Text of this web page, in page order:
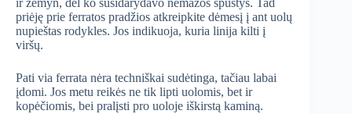
ir žemyn, dėl ko susidarydavo nemažos spūstys. Tad
priėję prie ferratos pradžios atkreipkite dėmesį į ant uolų
nupieštas rodykles. Jos indikuoja, kuria linija kilti į
viršų.
Pati via ferrata nėra techniškai sudėtinga, tačiau labai
įdomi. Jos metu reikės ne tik lipti uolomis, bet ir
kopėčiomis, bei pralįsti pro uoloje iškirstą kaminą.